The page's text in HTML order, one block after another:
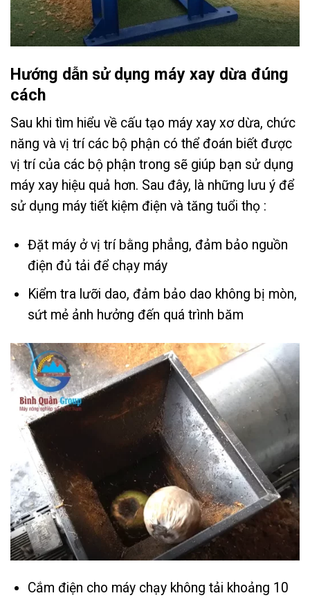
Hướng dẫn sử dụng máy xay dừa đúng
cách
Sau khi tìm hiểu về cấu tạo máy xay xơ dừa, chức
năng và vị trí các bộ phận có thể đoán biết được
vị trí của các bộ phận trong sẽ giúp bạn sử dụng
máy xay hiệu quả hơn. Sau đây, là những lưu ý để
sử dụng máy tiết kiệm điện và tăng tuổi thọ :
Đặt máy ở vị trí bằng phẳng, đảm bảo nguồn
điện đủ tải để chạy máy
Kiểm tra lưỡi dao, đảm bảo dao không bị mòn,
sứt mẻ ảnh hưởng đến quá trình băm
Cắm điện cho máy chạy không tải khoảng 10